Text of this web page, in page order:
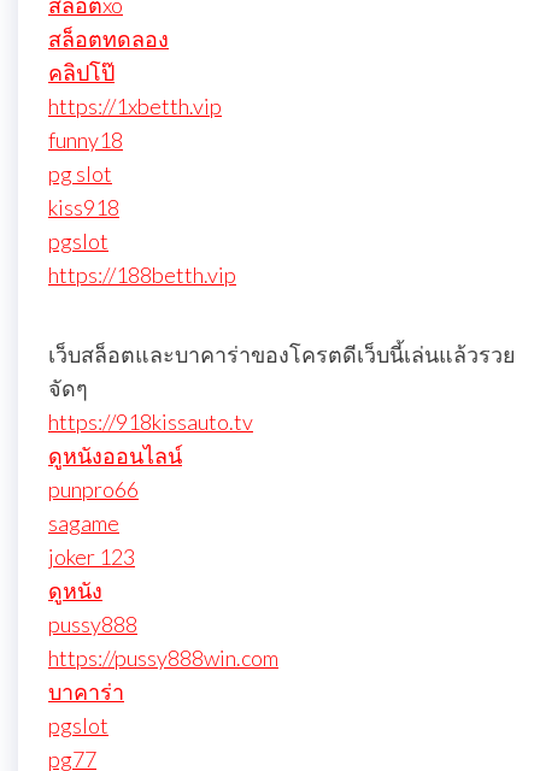
สล็อตทดลอง
คลิปโป๊
https://1xbetth.vip
funny18
pg slot
kiss918
pgslot
https://188betth.vip
เว็บสล็อตและบาคาร่าของโครตดีเว็บนี้เล่นแล้วรวย
จัดๆ
https://918kissauto.tv
ดูหนังออนไลน์
punpro66
sagame
joker 123
ดูหนัง
pussy888
https://pussy888win.com
บาคาร่า
pgslot
pg77